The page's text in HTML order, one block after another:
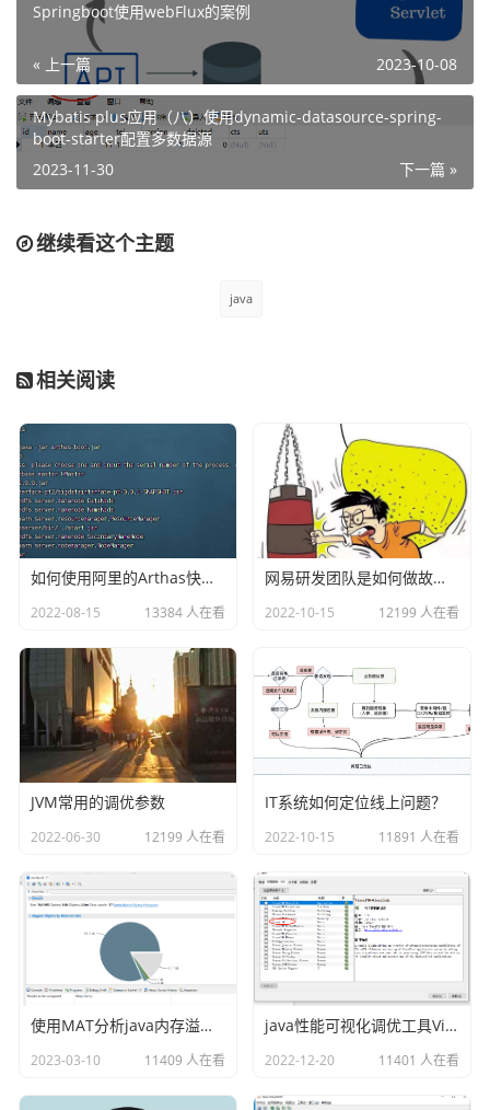
这里keepalive的时长需要定义下，一般我们设置为60秒即
可，示例代码如下：
private static ConnectionKeepAliveStrategy keepAl
iveStrategy = new ConnectionKeepAliveStrategy() {
		@Override
		public long getKeepAliveDuration
(HttpResponse response, HttpContext context) {
epalive时长为60s
具体的实际时长可以在代码里面写死，也可以从header头里
面动态获取，一般都是直接写死的
3）初始化httpclient
上面我们设置完毕了，那么接下来就要初始化httpclient了，
这里的httpclient初始化的时候一般包含一些属性信息，例
如：
超时时间
等等
这里我们依托上面的connectionmanager来创建这个httpclie
nt，示例代码如下：
public static CloseableHttpClient getHttpClient
		CloseableHttpClient httpClient =
				HttpClients.custo
m()
				//设置连接池
				.setConnectionMan
ager(connectionManager)
				//设置keepAlive的
时间
				.setKeepAliveStra
tegy(keepAliveStrategy)
Springboot使用webFlux的案例
« 上一篇 2023-10-08
Mybatis plus应用（八）使用dynamic-datasource-spring-
boot-starter配置多数据源
下一篇 »
2023-11-30
继续看这个主题
java
相关阅读
如何使用阿里的Arthas快速定位正在线上运行的程序问题
2022-08-15 13384 人在看
网易研发团队是如何做故障演练的？
2022-10-15 12199 人在看
JVM常用的调优参数
2022-06-30 12199 人在看
IT系统如何定位线上问题？
2022-10-15 11891 人在看
使用MAT分析java内存溢出的原因
2023-03-10 11409 人在看
java性能可视化调优工具VisualVM插件之Visual GC
2022-12-20 11401 人在看